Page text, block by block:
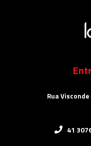
Rua
41